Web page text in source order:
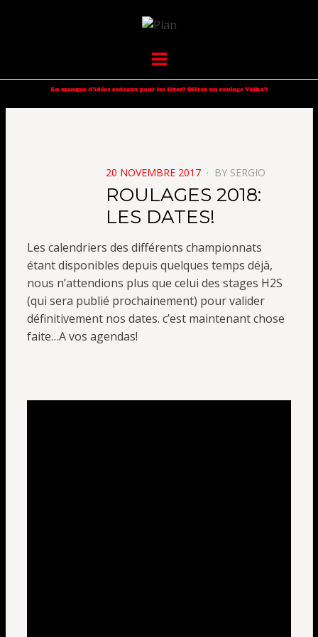
VOLKANIK-
ENDURANCE
Menu
POSTED
ON
20 NOVEMBRE 2017 BY SERGIO
ROULAGES 2018:
LES DATES!
Les calendriers des différents championnats
étant disponibles depuis quelques temps déjà,
nous n’attendions plus que celui des stages H2S
(qui sera publié prochainement) pour valider
définitivement nos dates. c’est maintenant chose
faite…A vos agendas!